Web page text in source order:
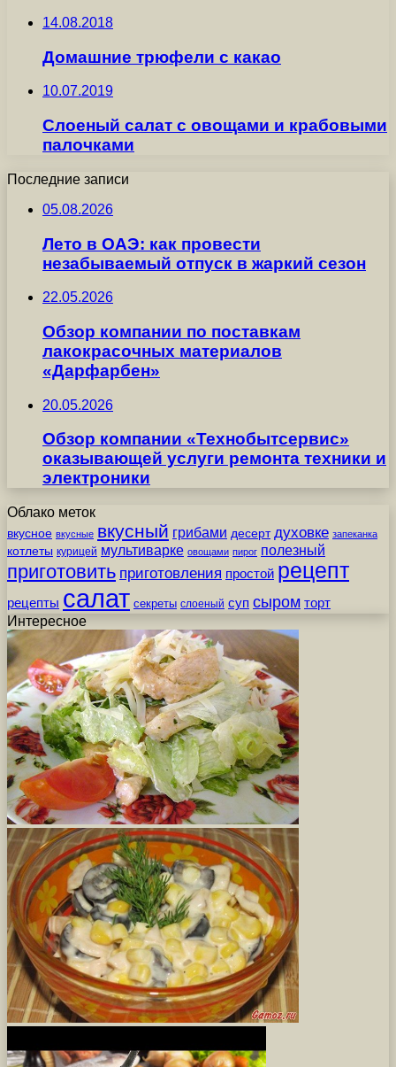
14.08.2018
Домашние трюфели с какао
10.07.2019
Слоеный салат с овощами и крабовыми
палочками
Последние записи
05.08.2026
Лето в ОАЭ: как провести
незабываемый отпуск в жаркий сезон
22.05.2026
Обзор компании по поставкам
лакокрасочных материалов
«Дарфарбен»
20.05.2026
Обзор компании «Технобытсервис»
оказывающей услуги ремонта техники и
электроники
Облако меток
вкусное вкусные вкусный грибами десерт духовке запеканка
котлеты курицей мультиварке овощами пирог полезный
приготовить приготовления простой рецепт
рецепты салат секреты слоеный суп сыром торт
Интересное